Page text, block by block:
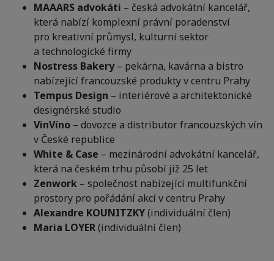
MAAARS advokáti – česká advokátní kancelář,
která nabízí komplexní právní poradenství
pro kreativní průmysl, kulturní sektor
a technologické firmy
Nostress Bakery– pekárna, kavárna a bistro
nabízející francouzské produkty v centru Prahy
Tempus Design – interiérové a architektonické
designérské studio
VinVíno – dovozce a distributor francouzských vín
v České republice
White & Case – mezinárodní advokátní kancelář,
která na českém trhu působí již 25 let
Zenwork – společnost nabízející multifunkční
prostory pro pořádání akcí v centru Prahy
Alexandre KOUNITZKY(individuální člen)
Maria LOYER(individuální člen)